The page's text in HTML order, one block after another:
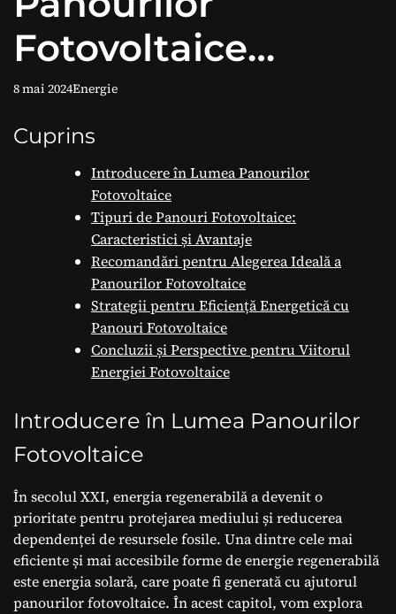
Fotovoltaice
pentru Eficiență
Energetică
8 mai 2024Energie
Cuprins
Introducere în Lumea Panourilor
Fotovoltaice
Tipuri de Panouri Fotovoltaice:
Caracteristici și Avantaje
Recomandări pentru Alegerea Ideală a
Panourilor Fotovoltaice
Strategii pentru Eficiență Energetică cu
Panouri Fotovoltaice
Concluzii și Perspective pentru Viitorul
Energiei Fotovoltaice
Introducere în Lumea Panourilor
Fotovoltaice
În secolul XXI, energia regenerabilă a devenit o
prioritate pentru protejarea mediului și reducerea
dependenței de resursele fosile. Una dintre cele mai
eficiente și mai accesibile forme de energie regenerabilă
este energia solară, care poate fi generată cu ajutorul
panourilor fotovoltaice. În acest capitol, vom explora